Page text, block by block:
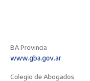
BA Provincia
www.gba.gov.ar
Colegio de Abogados